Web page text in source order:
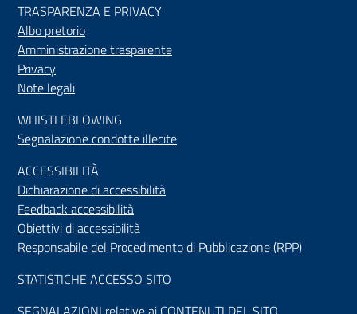
TRASPARENZA E PRIVACY
Albo pretorio
Amministrazione trasparente
Privacy
Note legali
WHISTLEBLOWING
Segnalazione condotte illecite
ACCESSIBILITÀ
Dichiarazione di accessibilità
Feedback accessibilità
Obiettivi di accessibilità
Responsabile del Procedimento di Pubblicazione (RPP)
STATISTICHE ACCESSO SITO